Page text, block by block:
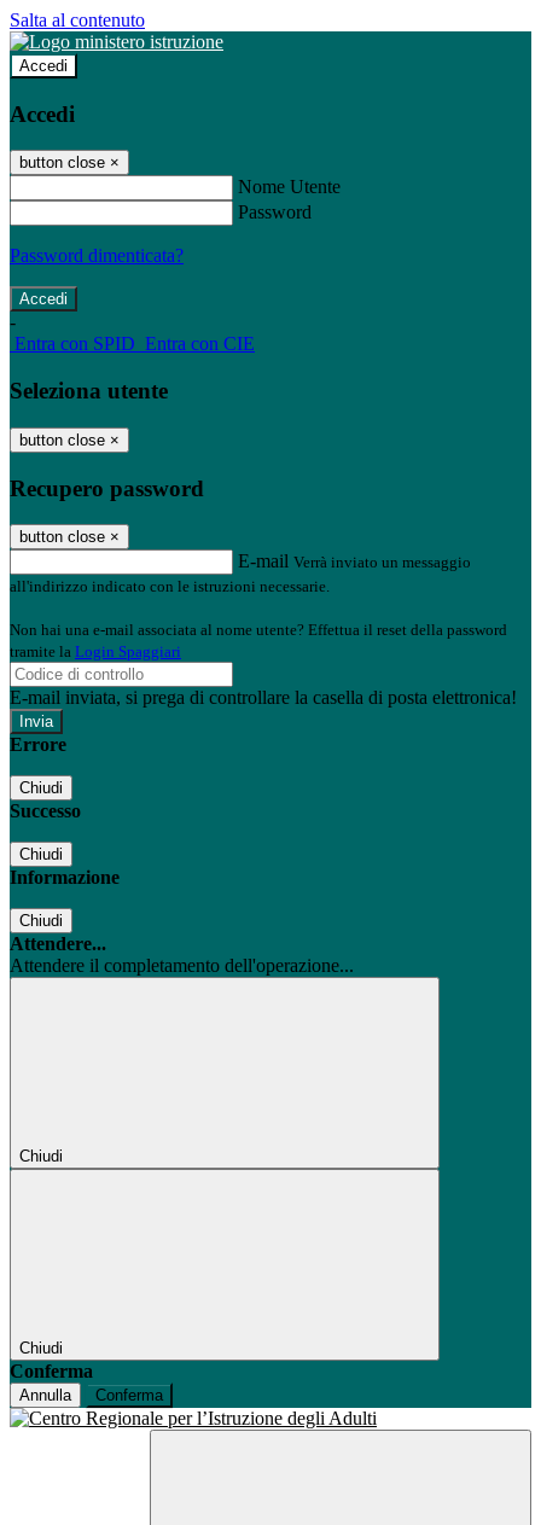
Salta al contenuto
Accedi
Accedi
button close ×
Nome Utente
Password
Password dimenticata?
-
Entra con SPID Entra con CIE
Seleziona utente
button close ×
Recupero password
button close ×
E-mail Verrà inviato un messaggio
all'indirizzo indicato con le istruzioni necessarie.
Non hai una e-mail associata al nome utente? Effettua il reset della password
tramite la Login Spaggiari
E-mail inviata, si prega di controllare la casella di posta elettronica!
Errore
Chiudi
Successo
Chiudi
Informazione
Chiudi
Attendere...
Attendere il completamento dell'operazione...
Chiudi
Chiudi
Conferma
Annulla Conferma